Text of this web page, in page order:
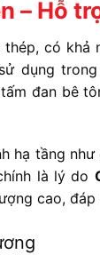
– Hỗ
có khả
dụng
đan bê
hạ tầng
là lý do
cao,